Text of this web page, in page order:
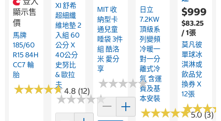
顯示售
價
馬牌
185/60
R15 84H
CC7 輪
胎
★★★★★
★★★★★4.8 (12)
XI 舒希
超細纖
維地墊 2
入組 60
公分 X
40公分
史努比
& 歐拉
夫
★★★★★
★★★★★
MIT 收
納型卡
通兒童
睡袋 3件
組 酷洛
米 愛分
享
★★★★★
★★★★★
日立
7.2KW
頂級系
列變頻
冷暖一
對一分
離式冷
氣 含運
費及基
本安裝
★★★★★
★★★★★5.0 (3)
$999
$83.25
/ 1張
莫凡彼
單球冰
淇淋或
飲品兌
換券 X
12張
★★★
★★★